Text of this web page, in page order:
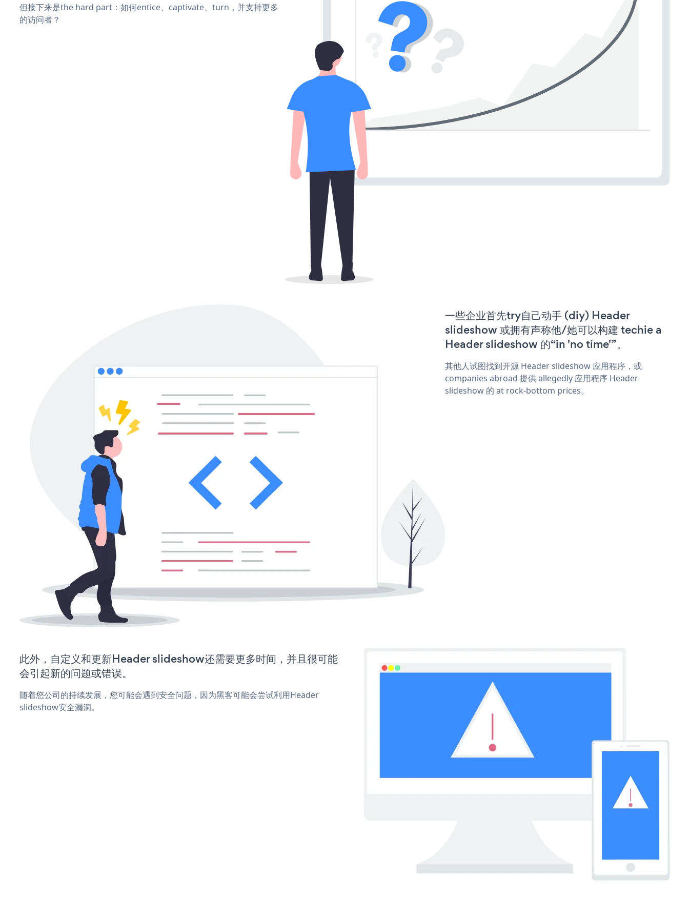
但接下来是the hard part：如何entice、captivate、turn，并支持更多
的访问者？
一些企业首先try自己动手 (diy) Header
slideshow 或拥有声称他/她可以构建 techie a
Header slideshow 的“in 'no time'”。
其他人试图找到开源 Header slideshow 应用程序，或
companies abroad 提供 allegedly 应用程序 Header
slideshow 的 at rock-bottom prices。
此外，自定义和更新Header slideshow还需要更多时间，并且很可能
会引起新的问题或错误。
随着您公司的持续发展，您可能会遇到安全问题，因为黑客可能会尝试利用Header
slideshow安全漏洞。